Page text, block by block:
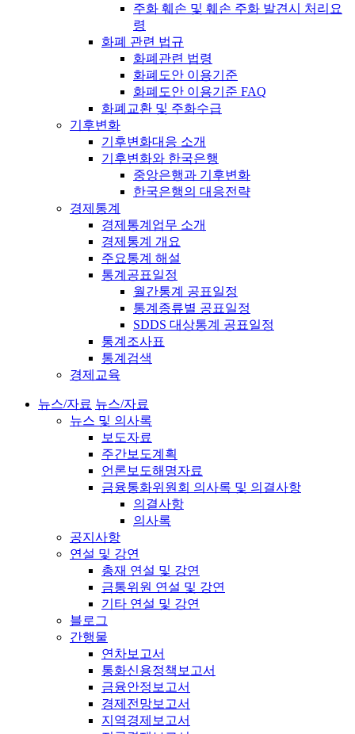
주화 훼손 및 훼손 주화 발견시 처리요
령
화폐 관련 법규
화폐관련 법령
화폐도안 이용기준
화폐도안 이용기준 FAQ
화폐교환 및 주화수급
기후변화
기후변화대응 소개
기후변화와 한국은행
중앙은행과 기후변화
한국은행의 대응전략
경제통계
경제통계업무 소개
경제통계 개요
주요통계 해설
통계공표일정
월간통계 공표일정
통계종류별 공표일정
SDDS 대상통계 공표일정
통계조사표
통계검색
경제교육
뉴스/자료 뉴스/자료
뉴스 및 의사록
보도자료
주간보도계획
언론보도해명자료
금융통화위원회 의사록 및 의결사항
의결사항
의사록
공지사항
연설 및 강연
총재 연설 및 강연
금통위원 연설 및 강연
기타 연설 및 강연
블로그
간행물
연차보고서
통화신용정책보고서
금융안정보고서
경제전망보고서
지역경제보고서